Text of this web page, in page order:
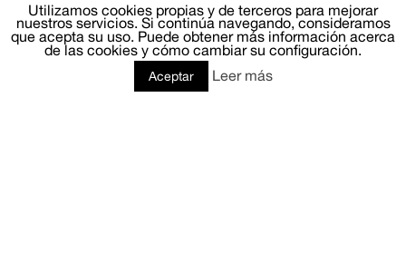
Utilizamos cookies propias y de terceros para mejorar
nuestros servicios. Si continúa navegando, consideramos
que acepta su uso. Puede obtener más información acerca
de las cookies y cómo cambiar su configuración.
Aceptar Leer más